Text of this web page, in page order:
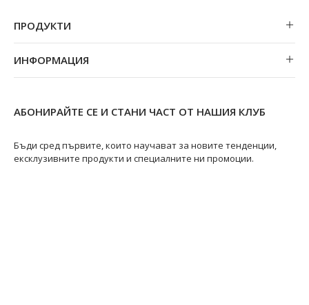
ПРОДУКТИ
Гривни
ИНФОРМАЦИЯ
Магазини
Ремонт на бижута
Видове перли
АБОНИРАЙТЕ СЕ И СТАНИ ЧАСТ ОТ НАШИЯ КЛУБ
Бъди сред първите, които научават за новите тенденции,
ексклузивните продукти и специалните ни промоции.